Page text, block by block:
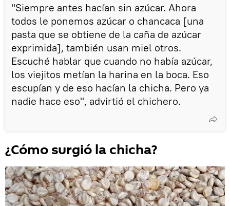
"Siempre antes hacían sin azúcar. Ahora
todos le ponemos azúcar o chancaca [una
pasta que se obtiene de la caña de azúcar
exprimida], también usan miel otros.
Escuché hablar que cuando no había azúcar,
los viejitos metían la harina en la boca. Eso
escupían y de eso hacían la chicha. Pero ya
nadie hace eso", advirtió el chichero.
¿Cómo surgió la chicha?